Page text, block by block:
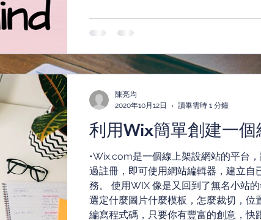
利用Wix簡單創建一個
•Wix.com是一個線上架設網站的平台
過註冊，即可使用網站編輯器，建立自
務。 使用WIX 像是又回到了無名小站
選定什麼圖片什麼模板，怎麼裁切，位
編寫程式碼，只要你有豐富的創意，快
陳亮均
2020年10月12日
讀畢需時 1 分鐘